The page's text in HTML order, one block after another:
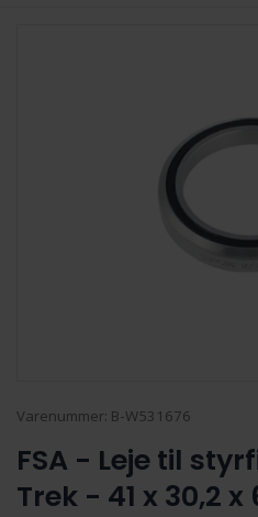
Varenummer: B-W531676
FSA - Leje til
Trek - 41 x 30,2